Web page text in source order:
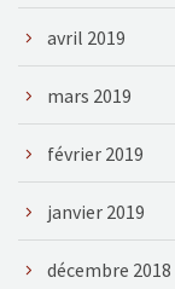
avril 2019
mars 2019
février 2019
janvier 2019
décembre 2018